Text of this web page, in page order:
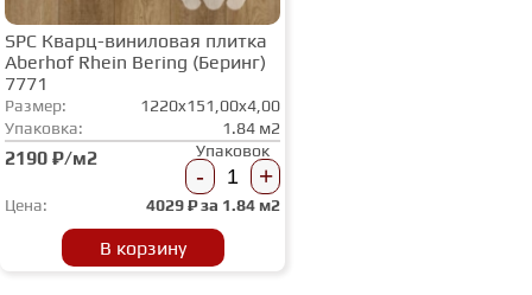
SPC Кварц-виниловая плитка
Aberhof Rhein Bering (Беринг)
7771
Размер:
1220x151,00x4,00
Упаковка:
1.84 м2
2190 ₽/м2 Упаковок
- +
Цена: 4029₽ за 1.84 м2
В корзину